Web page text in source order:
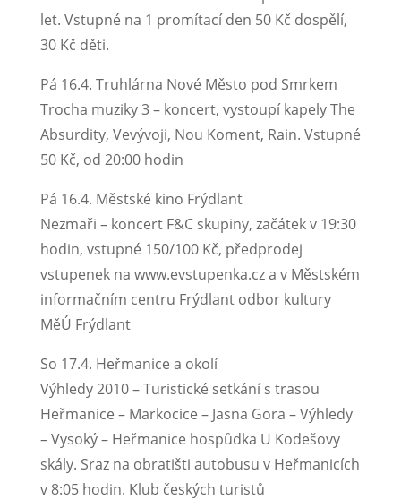
let. Vstupné na 1 promítací den 50 Kč dospělí,
30 Kč děti.
Pá 16.4. Truhlárna Nové Město pod Smrkem
Trocha muziky 3 – koncert, vystoupí kapely The
Absurdity, Vevývoji, Nou Koment, Rain. Vstupné
50 Kč, od 20:00 hodin
Pá 16.4. Městské kino Frýdlant
Nezmaři – koncert F&C skupiny, začátek v 19:30
hodin, vstupné 150/100 Kč, předprodej
vstupenek na www.evstupenka.cz a v Městském
informačním centru Frýdlant odbor kultury
MěÚ Frýdlant
So 17.4. Heřmanice a okolí
Výhledy 2010 – Turistické setkání s trasou
Heřmanice – Markocice – Jasna Gora – Výhledy
– Vysoký – Heřmanice hospůdka U Kodešovy
skály. Sraz na obratišti autobusu v Heřmanicích
v 8:05 hodin. Klub českých turistů